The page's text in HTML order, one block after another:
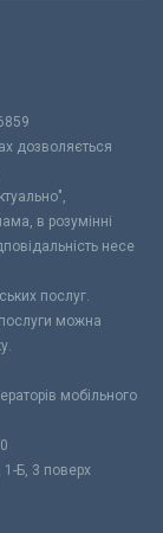
дозволяється
в розумінні
несе
послуг.
можна
мобільного
Б, 3 поверх